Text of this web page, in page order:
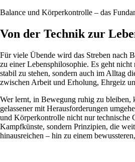
Balance und Körperkontrolle – das
Von der Technik zur
Für viele Übende wird das Streben nach
zu einer Lebensphilosophie. Es geht
stabil zu stehen, sondern auch im Alltag
zwischen Arbeit und Erholung, Ehrgeiz
Wer lernt, in Bewegung ruhig zu bleiben,
gelassener mit Herausforderungen
und Körperkontrolle nicht nur technische
Kampfkünste, sondern Prinzipien, die
hinausreichen – hin zu einem